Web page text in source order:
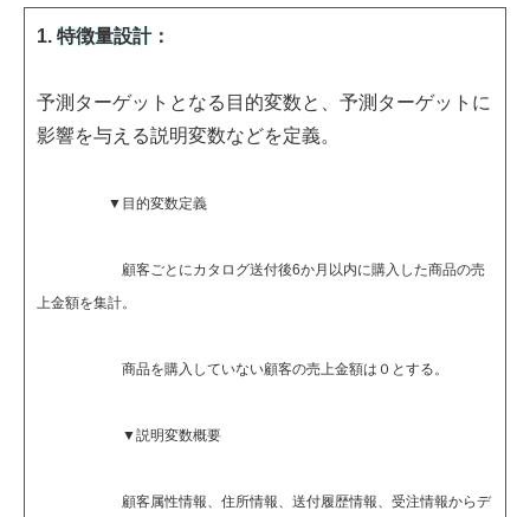
1. 特徴量設計：
予測ターゲットとなる目的変数と、予測ターゲットに
影響を与える説明変数などを定義。
▼目的変数定義
顧客ごとにカタログ送付後6か月以内に購入した商品の売
上金額を集計。
商品を購入していない顧客の売上金額は０とする。
▼説明変数概要
顧客属性情報、住所情報、送付履歴情報、受注情報からデ